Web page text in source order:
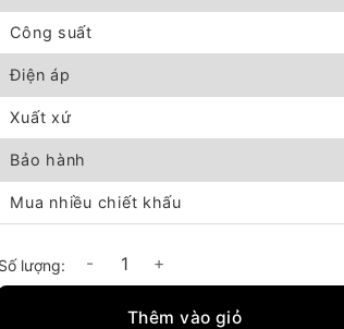
Công suất
Điện áp
Xuất xứ
Bảo hành
Mua nhiều chiết khấu
Quạt hút bụi túi vải Shoohan MF-9040 số
Thêm vào giỏ